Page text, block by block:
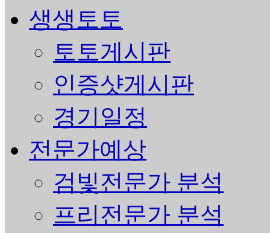
생생토토
토토게시판
인증샷게시판
경기일정
전문가예상
검빛전문가 분석
프리전문가 분석